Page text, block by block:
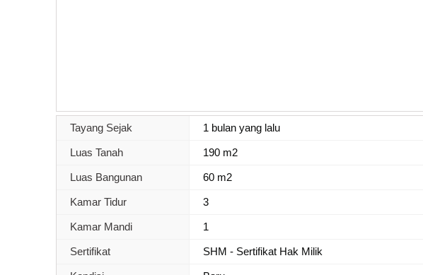
Tayang Sejak 1 bulan yang lalu
Luas Tanah 190 m2
Luas Bangunan 60 m2
Kamar Tidur 3
Kamar Mandi 1
Sertifikat SHM - Sertifikat Hak Milik